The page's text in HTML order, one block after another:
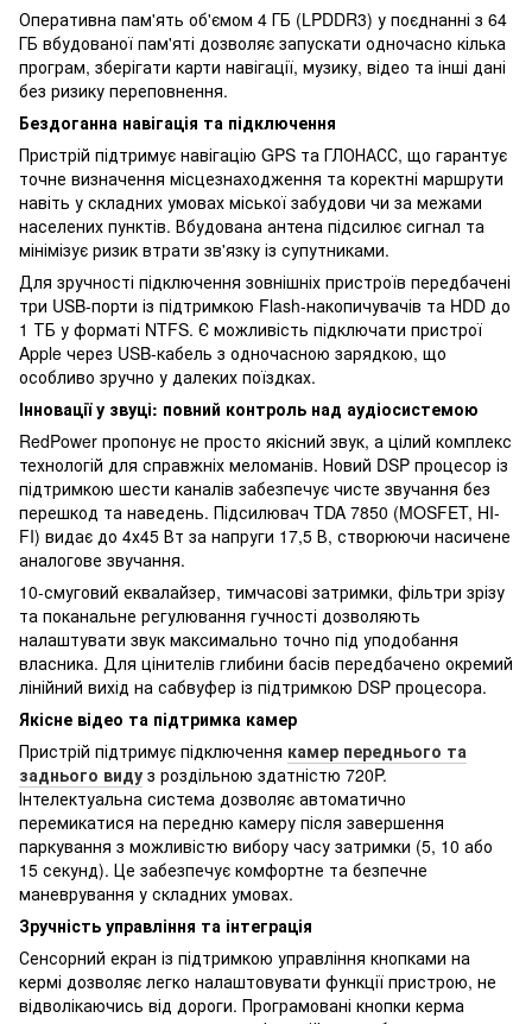
Оперативна пам'ять об'ємом 4 ГБ (LPDDR3) у поєднанні з 64
ГБ вбудованої пам'яті дозволяє запускати одночасно кілька
програм, зберігати карти навігації, музику, відео та інші дані
без ризику переповнення.
Бездоганна навігація та підключення
Пристрій підтримує навігацію GPS та ГЛОНАСС, що гарантує
точне визначення місцезнаходження та коректні маршрути
навіть у складних умовах міської забудови чи за межами
населених пунктів. Вбудована антена підсилює сигнал та
мінімізує ризик втрати зв'язку із супутниками.
Для зручності підключення зовнішніх пристроїв передбачені
три USB-порти із підтримкою Flash-накопичувачів та HDD до
1 ТБ у форматі NTFS. Є можливість підключати пристрої
Apple через USB-кабель з одночасною зарядкою, що
особливо зручно у далеких поїздках.
Інновації у звуці: повний контроль над аудіосистемою
RedPower пропонує не просто якісний звук, а цілий комплекс
технологій для справжніх меломанів. Новий DSP процесор із
підтримкою шести каналів забезпечує чисте звучання без
перешкод та наведень. Підсилювач TDA 7850 (MOSFET, HI-
FI) видає до 4х45 Вт за напруги 17,5 В, створюючи насичене
аналогове звучання.
10-смуговий еквалайзер, тимчасові затримки, фільтри зрізу
та поканальне регулювання гучності дозволяють
налаштувати звук максимально точно під уподобання
власника. Для цінителів глибини басів передбачено окремий
лінійний вихід на сабвуфер із підтримкою DSP процесора.
Якісне відео та підтримка камер
Пристрій підтримує підключення камер переднього та
заднього виду з роздільною здатністю 720P.
Інтелектуальна система дозволяє автоматично
перемикатися на передню камеру після завершення
паркування з можливістю вибору часу затримки (5, 10 або
15 секунд). Це забезпечує комфортне та безпечне
маневрування у складних умовах.
Зручність управління та інтеграція
Сенсорний екран із підтримкою управління кнопками на
кермі дозволяє легко налаштовувати функції пристрою, не
відволікаючись від дороги. Програмовані кнопки керма